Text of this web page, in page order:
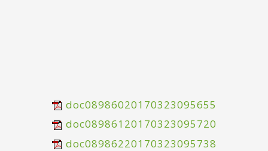
doc08986020170323095655
doc08986120170323095720
doc08986220170323095738